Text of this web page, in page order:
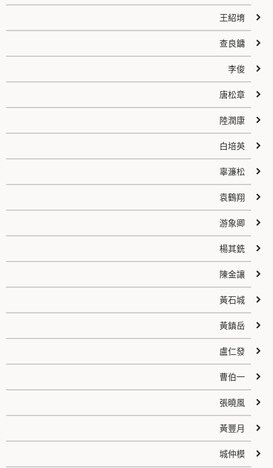
王紹堉
查良鏞
李俊
唐松章
陸潤康
白培英
辜濂松
袁鶴翔
游象卿
楊其銑
陳金讓
黃石城
黃鎮岳
盧仁發
曹伯一
張曉風
黃豐月
城仲模